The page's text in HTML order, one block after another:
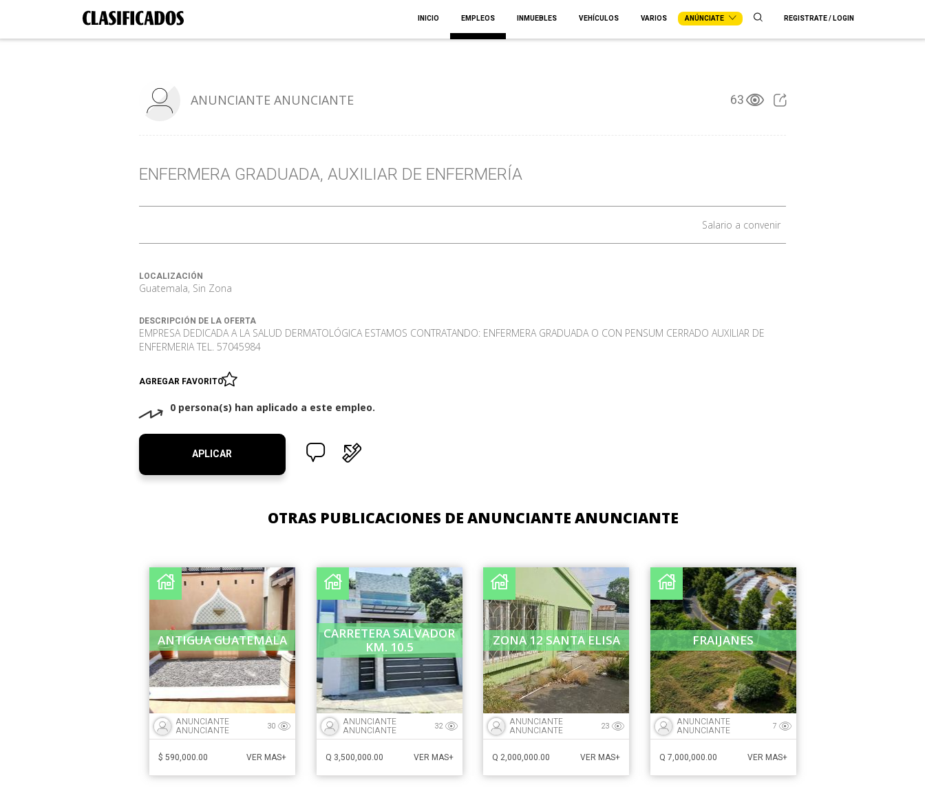
INICIO EMPLEOS INMUEBLES VEHÍCULOS VARIOS ANÚNCIATE REGISTRATE / LOGIN
ANUNCIANTE ANUNCIANTE 63
ENFERMERA GRADUADA, AUXILIAR DE ENFERMERÍA
Salario a convenir
LOCALIZACIÓN
Guatemala, Sin Zona
DESCRIPCIÓN DE LA OFERTA
EMPRESA DEDICADA A LA SALUD DERMATOLÓGICA ESTAMOS CONTRATANDO: ENFERMERA GRADUADA O CON PENSUM CERRADO AUXILIAR DE
ENFERMERIA TEL. 57045984
AGREGAR FAVORITO
0 persona(s) han aplicado a este empleo.
APLICAR
OTRAS PUBLICACIONES DE ANUNCIANTE ANUNCIANTE
ANTIGUA GUATEMALA
ANUNCIANTE
ANUNCIANTE 30
$ 590,000.00 VER MAS+
CARRETERA SALVADOR
KM. 10.5
ANUNCIANTE
ANUNCIANTE 32
Q 3,500,000.00 VER MAS+
ZONA 12 SANTA ELISA
ANUNCIANTE
ANUNCIANTE 23
Q 2,000,000.00 VER MAS+
FRAIJANES
ANUNCIANTE
ANUNCIANTE 7
Q 7,000,000.00 VER MAS+